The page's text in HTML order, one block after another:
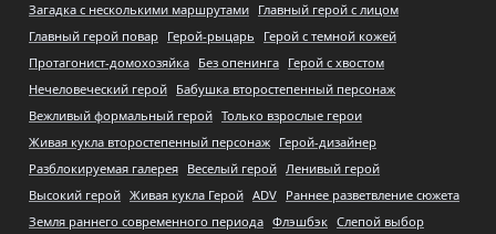
Загадка с несколькими маршрутами Главный герой с лицом
Главный герой повар Герой-рыцарь
Герой с темной кожей
Протагонист-домохозяйка Без опенинга Герой с хвостом
Нечеловеческий герой Бабушка второстепенный персонаж
Вежливый формальный герой Только взрослые герои
Живая кукла второстепенный персонаж Герой-дизайнер
Разблокируемая галерея Веселый герой Ленивый герой
Высокий герой Живая кукла Герой ADV Раннее разветвление сюжета
Земля раннего современного периода Флэшбэк Слепой выбор